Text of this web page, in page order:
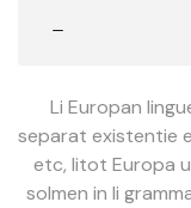
Li Europan
separat existentie
etc, litot Europa
solmen in li